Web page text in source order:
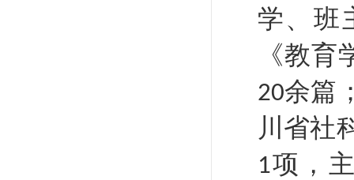
学、班
《教
20余篇
川省社
1项，